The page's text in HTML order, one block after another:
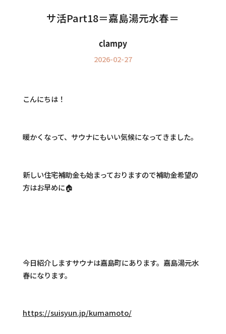
サ活Part18＝嘉島湯元水春＝
clampy
2026-02-27
こんにちは！
暖かくなって、サウナにもいい気候になってきました。
新しい住宅補助金も始まっておりますので補助金希望の
方はお早めに🏠
今日紹介しますサウナは嘉島町にあります。嘉島湯元水
春になります。
https://suisyun.jp/kumamoto/